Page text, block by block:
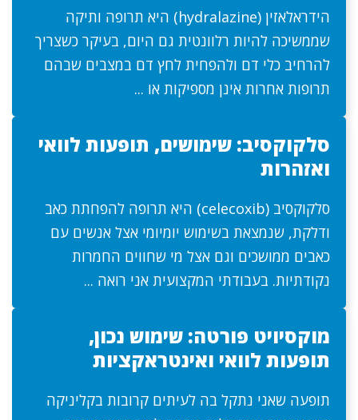
הידראלאזין (hydralazine) היא תרופה ותיקה
שממשיכה להיות רלוונטית גם היום, בעיקר כשצריך
להרחיב כלי דם ולהפחית לחץ דם במצבים שבהם
תרופות אחרות אינן מספיקות או ...
סלקוקסיב: שימושים, תופעות לוואי
ואזהרות
סלקוקסיב (celecoxib) היא תרופה להפחתת כאב
ודלקת, שנמצאת בשימוש יומיומי אצל אנשים עם
כאבים ממושכים וגם אצל מי שחווים החמרות
נקודתיות. בעבודתי המקצועית אני רואה ...
מוקסיויט פורטה: שימוש נכון,
תופעות לוואי ואינטראקציות
תופעה שאני נתקל בה לעיתים קרובות בקליניקה